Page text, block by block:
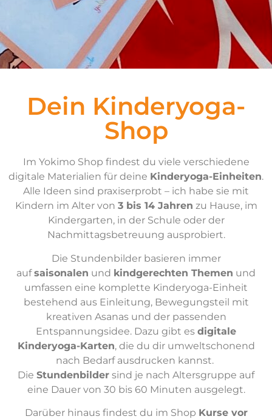
Dein Kinderyoga-
Shop
Im Yokimo Shop findest du viele verschiedene
digitale Materialien für deine Kinderyoga-Einheiten.
Alle Ideen sind praxiserprobt – ich habe sie mit
Kindern im Alter von 3 bis 14 Jahren zu Hause, im
Kindergarten, in der Schule oder der
Nachmittagsbetreuung ausprobiert.
Die Stundenbilder basieren immer
aufsaisonalen und kindgerechten Themen und
umfassen eine komplette Kinderyoga-Einheit
bestehend aus Einleitung, Bewegungsteil mit
kreativen Asanas und der passenden
Entspannungsidee. Dazu gibt es digitale
Kinderyoga-Karten, die du dir umweltschonend
nach Bedarf ausdrucken kannst.
Die Stundenbilder sind je nach Altersgruppe auf
eine Dauer von 30 bis 60 Minuten ausgelegt.
Darüber hinaus findest du im Shop Kurse vor